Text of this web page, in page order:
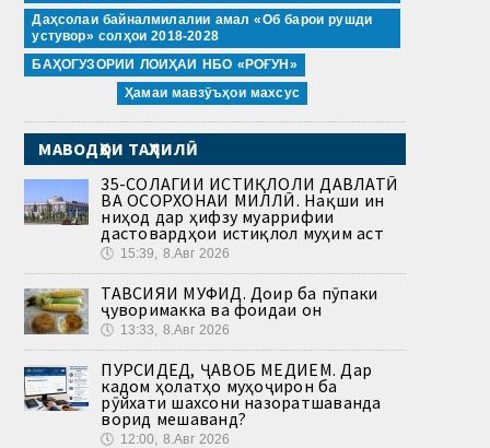
Даҳсолаи байналмилалии амал «Об барои рушди
устувор» солҳои 2018-2028
БАҲОГУЗОРИИ ЛОИҲАИ НБО «РОҒУН»
Ҳамаи мавзӯъҳои махсус
МАВОДҲОИ ТАҲЛИЛӢ
35-СОЛАГИИ ИСТИҚЛОЛИ ДАВЛАТӢ
ВА ОСОРХОНАИ МИЛЛӢ. Нақши ин
ниҳод дар ҳифзу муаррифии
дастовардҳои истиқлол муҳим аст
🕔 15:39, 8.Авг 2026
ТАВСИЯИ МУФИД. Доир ба пӯпаки
ҷуворимакка ва фоидаи он
🕔 13:33, 8.Авг 2026
ПУРСИДЕД, ҶАВОБ МЕДИҲЕМ. Дар
кадом ҳолатҳо муҳоҷирон ба
рӯйхати шахсони назоратшаванда
ворид мешаванд?
🕔 12:00, 8.Авг 2026